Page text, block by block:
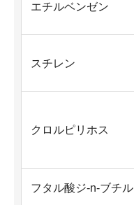
エチルベンゼン
スチレン
クロルピリホス
フタル酸ジ-n-ブチル